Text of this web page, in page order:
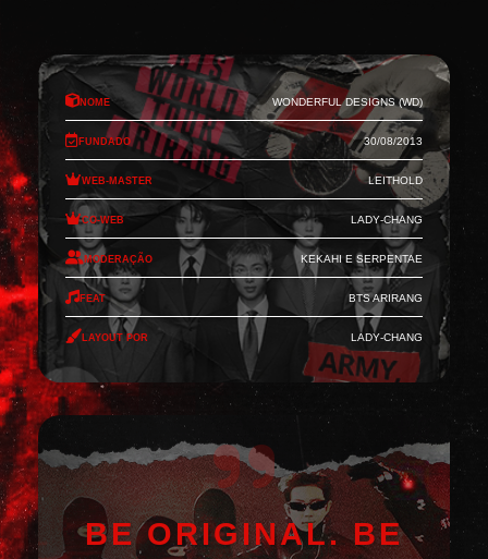
Nome Wonderful Designs (WD)
Fundado 30/08/2013
Web-Master Leithold
Co-Web Lady-Chang
Moderação Kekahi e Serpentae
Feat BTS Arirang
Layout por Lady-Chang
BE ORIGINAL. BE